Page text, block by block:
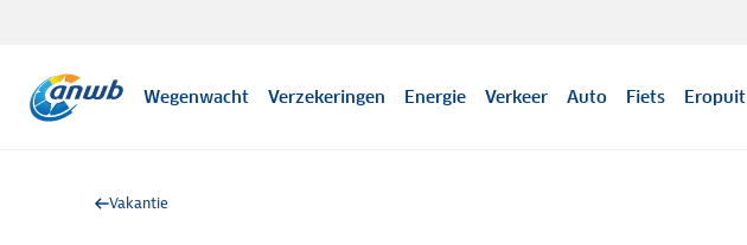
Wegenwacht Verzekeringen Energie Verkeer Auto Fiets Eropuit
Vakantie